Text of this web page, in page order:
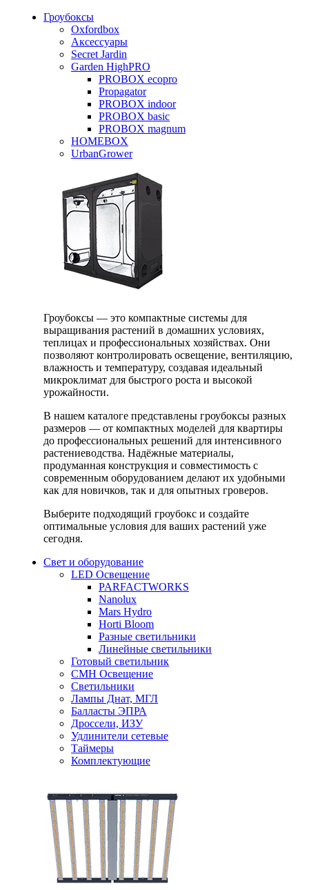
Гроубоксы
Oxfordbox
Аксессуары
Secret Jardin
Garden HighPRO
PROBOX ecopro
Propagator
PROBOX indoor
PROBOX basic
PROBOX magnum
HOMEBOX
UrbanGrower
Гроубоксы — это компактные системы для
выращивания растений в домашних условиях,
теплицах и профессиональных хозяйствах. Они
позволяют контролировать освещение, вентиляцию,
влажность и температуру, создавая идеальный
микроклимат для быстрого роста и высокой
урожайности.
В нашем каталоге представлены гроубоксы разных
размеров — от компактных моделей для квартиры
до профессиональных решений для интенсивного
растениеводства. Надёжные материалы,
продуманная конструкция и совместимость с
современным оборудованием делают их удобными
как для новичков, так и для опытных гроверов.
Выберите подходящий гроубокс и создайте
оптимальные условия для ваших растений уже
сегодня.
Свет и оборудование
LED Освещение
PARFACTWORKS
Nanolux
Mars Hydro
Horti Bloom
Разные светильники
Линейные светильники
Готовый светильник
CMH Освещение
Светильники
Лампы Днат, МГЛ
Балласты ЭПРА
Дроссели, ИЗУ
Удлинители сетевые
Таймеры
Комплектующие